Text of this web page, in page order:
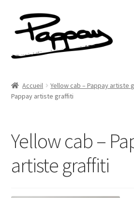
Aller
navigation
Aller
au
contenu
Réalisations
Contact
Newsletter
Accueil Yellow cab – Pappay artiste
Pappay artiste graffiti
Yellow cab –
artiste graffiti